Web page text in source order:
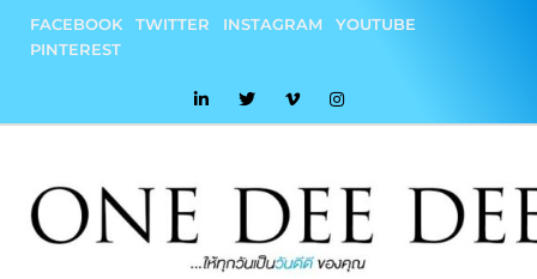
content
FACEBOOK TWITTER INSTAGRAM
YOUTUBE
PINTEREST